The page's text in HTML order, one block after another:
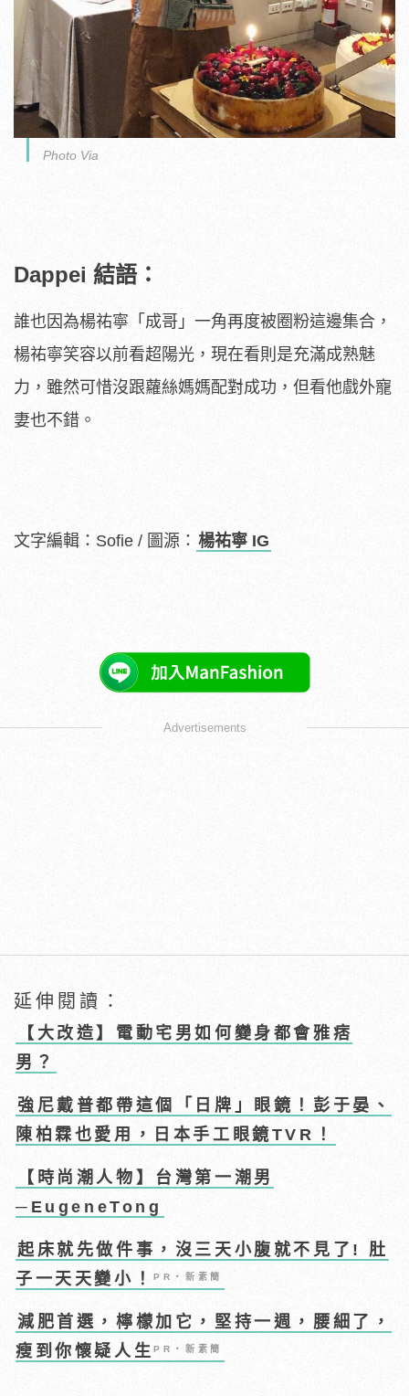
Photo Via
Dappei 結語：
誰也因為楊祐寧「成哥」一角再度被圈粉這邊集合，
楊祐寧笑容以前看超陽光，現在看則是充滿成熟魅
力，雖然可惜沒跟蘿絲媽媽配對成功，但看他戲外寵
妻也不錯。
文字編輯：Sofie / 圖源： 楊祐寧 IG
Advertisements
延伸閱讀：
【大改造】電動宅男如何變身都會雅痞
男？
強尼戴普都帶這個「日牌」眼鏡！彭于晏、
陳柏霖也愛用，日本手工眼鏡TVR！
【時尚潮人物】台灣第一潮男
─EugeneTong
起床就先做件事，沒三天小腹就不見了! 肚
子一天天變小！PR・新素簡
減肥首選，檸檬加它，堅持一週，腰細了，
瘦到你懷疑人生PR・新素簡